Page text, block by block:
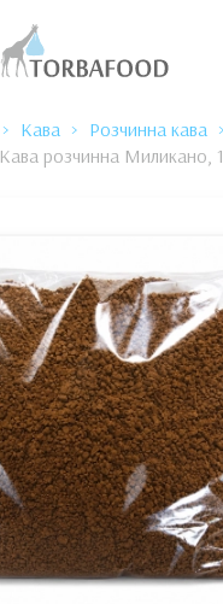
Кава Розчинна кава
Кава розчинна Миликано,